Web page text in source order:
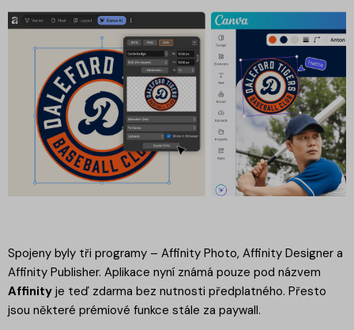
Spojeny byly tři programy – Affinity Photo, Affinity Designer a
Affinity Publisher. Aplikace nyní známá pouze pod názvem
Affinity je teď zdarma bez nutnosti předplatného. Přesto
jsou některé prémiové funkce stále za paywall.